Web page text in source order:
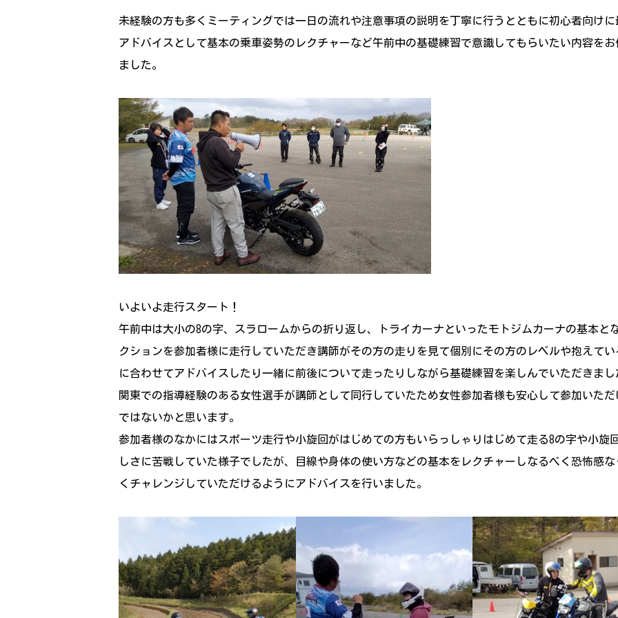
未経験の方も多くミーティングでは一日の流れや注意事項の説明を丁寧に行うとともに初心者向けに
アドバイスとして基本の乗車姿勢のレクチャーなど午前中の基礎練習で意識してもらいたい内容をお
ました。
いよいよ走行スタート！
午前中は大小の8の字、スラロームからの折り返し、トライカーナといったモトジムカーナの基本と
クションを参加者様に走行していただき講師がその方の走りを見て個別にその方のレベルや抱えてい
に合わせてアドバイスしたり一緒に前後について走ったりしながら基礎練習を楽しんでいただきまし
関東での指導経験のある女性選手が講師として同行していたため女性参加者様も安心して参加いただ
ではないかと思います。
参加者様のなかにはスポーツ走行や小旋回がはじめての方もいらっしゃりはじめて走る8の字や小旋
しさに苦戦していた様子でしたが、目線や身体の使い方などの基本をレクチャーしなるべく恐怖感な
くチャレンジしていただけるようにアドバイスを行いました。